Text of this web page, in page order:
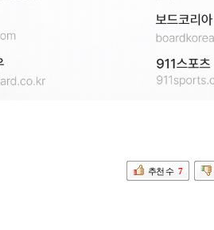
추천 수 7